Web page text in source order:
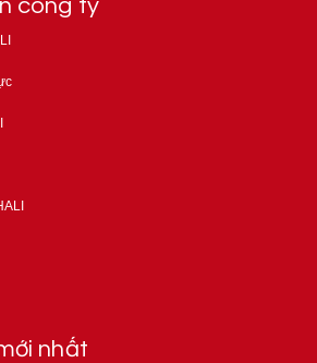
công ty
nhất